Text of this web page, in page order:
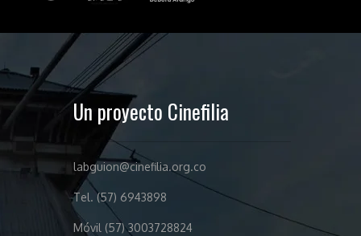
Un proyecto Cinefilia
labguion@cinefilia.org.co
Tel. (57) 6943898
Móvil (57) 3003728824